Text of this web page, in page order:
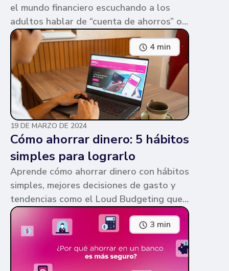
el mundo financiero escuchando a los
adultos hablar de “cuenta de ahorros” o
“cuenta corriente”. Ambas cuentas
parecen similares y puede ser confuso,
pero te contamos en qué consiste cada
una y sus diferencias.
4 min
19 DE MARZO DE 2024
Cómo ahorrar dinero: 5 hábitos
simples para lograrlo
Aprende cómo ahorrar dinero con hábitos
simples, mejores decisiones de gasto y
tendencias como el Loud Budgeting que
pueden ayudarte a cumplir tus metas.
3 min